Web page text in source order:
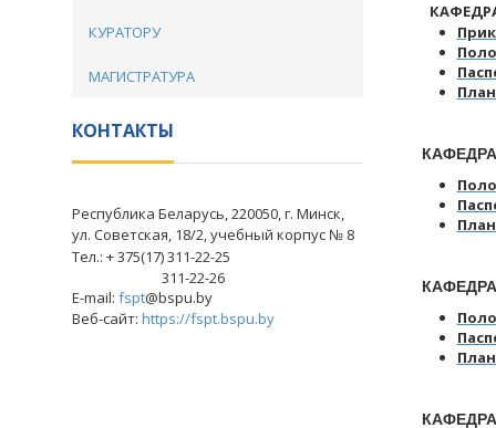
КУРАТОРУ
МАГИСТРАТУРА
КОНТАКТЫ
Республика Беларусь, 220050, г. Минск,
ул. Советская, 18/2, учебный корпус № 8
Тел.: + 375(17) 311-22-25
311-22-26
E-mail: fspt@bspu.by
Веб-сайт: https://fspt.bspu.by